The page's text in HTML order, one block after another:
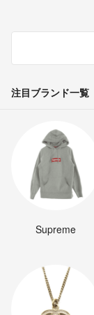
注目ブランド一覧
Supreme